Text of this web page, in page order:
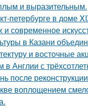
и выразительным.
петербурге в доме
современное
в Казани
и восточные
Англии с
после
воплощением